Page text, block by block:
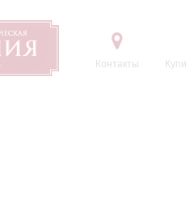
Контакты